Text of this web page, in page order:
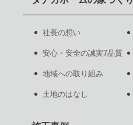
社長の想い
安心・安全の誠実7品質
地域への取り組み
土地のはなし